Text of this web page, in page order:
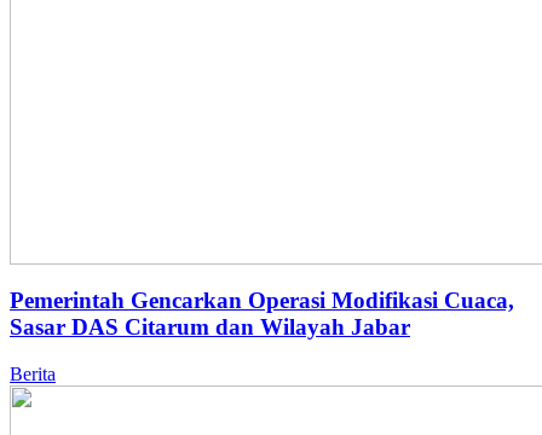
Pemerintah Gencarkan Operasi Modifikasi Cuaca,
Sasar DAS Citarum dan Wilayah Jabar
Berita